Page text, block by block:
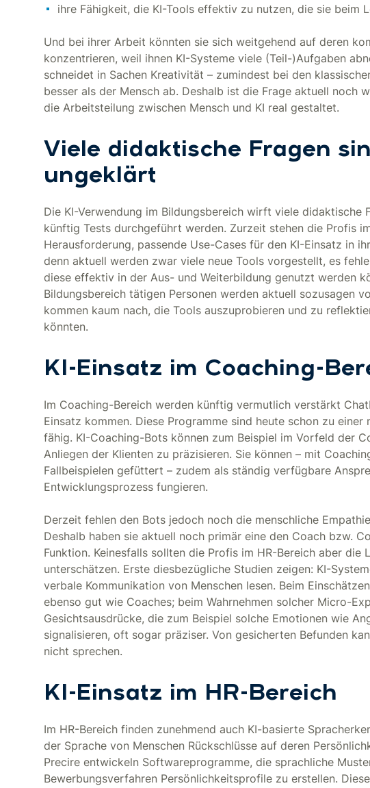
ihre Fähigkeit, die KI-Tools effektiv zu nutzen, die sie beim
Und bei ihrer Arbeit könnten sie sich weitgehend auf deren
konzentrieren, weil ihnen KI-Systeme viele (Teil-)Aufgaben
schneidet in Sachen Kreativität – zumindest bei den
besser als der Mensch ab. Deshalb ist die Frage aktuell noch
die Arbeitsteilung zwischen Mensch und KI real gestaltet.
Viele didaktische Fragen
ungeklärt
Die KI-Verwendung im Bildungsbereich wirft viele didaktische
künftig Tests durchgeführt werden. Zurzeit stehen die Profis
Herausforderung, passende Use-Cases für den KI-Einsatz in
denn aktuell werden zwar viele neue Tools vorgestellt, es
diese effektiv in der Aus- und Weiterbildung genutzt werden
Bildungsbereich tätigen Personen werden aktuell sozusagen
kommen kaum nach, die Tools auszuprobieren und zu
könnten.
KI-Einsatz im Coaching-
Im Coaching-Bereich werden künftig vermutlich verstärkt
Einsatz kommen. Diese Programme sind heute schon zu einer
fähig. KI-Coaching-Bots können zum Beispiel im Vorfeld der
Anliegen der Klienten zu präzisieren. Sie können – mit
Fallbeispielen gefüttert – zudem als ständig verfügbare
Entwicklungsprozess fungieren.
Derzeit fehlen den Bots jedoch noch die menschliche
Deshalb haben sie aktuell noch primär eine den Coach bzw.
Funktion. Keinesfalls sollten die Profis im HR-Bereich aber die
unterschätzen. Erste diesbezügliche Studien zeigen: KI-
verbale Kommunikation von Menschen lesen. Beim
ebenso gut wie Coaches; beim Wahrnehmen solcher Micro-
Gesichtsausdrücke, die zum Beispiel solche Emotionen wie
signalisieren, oft sogar präziser. Von gesicherten Befunden
nicht sprechen.
KI-Einsatz im HR-Bereich
Im HR-Bereich finden zunehmend auch KI-basierte
der Sprache von Menschen Rückschlüsse auf deren
Precire entwickeln Softwareprogramme, die sprachliche
Bewerbungsverfahren Persönlichkeitsprofile zu erstellen.